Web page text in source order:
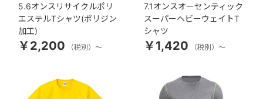
5.6オンスリサイクルポリ
エステルTシャツ(ポリジン
加工)
￥2,200 （税別）～
7.1オンスオーセンティック
スーパーヘビーウェイトT
シャツ
￥1,420 （税別）～